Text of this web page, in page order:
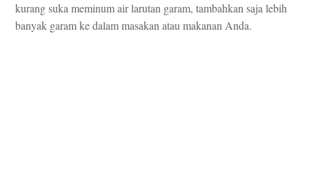
kurang suka meminum air larutan garam, tambahkan saja lebih
banyak garam ke dalam masakan atau makanan Anda.